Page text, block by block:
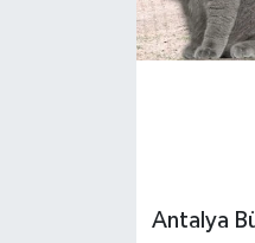
Antalya